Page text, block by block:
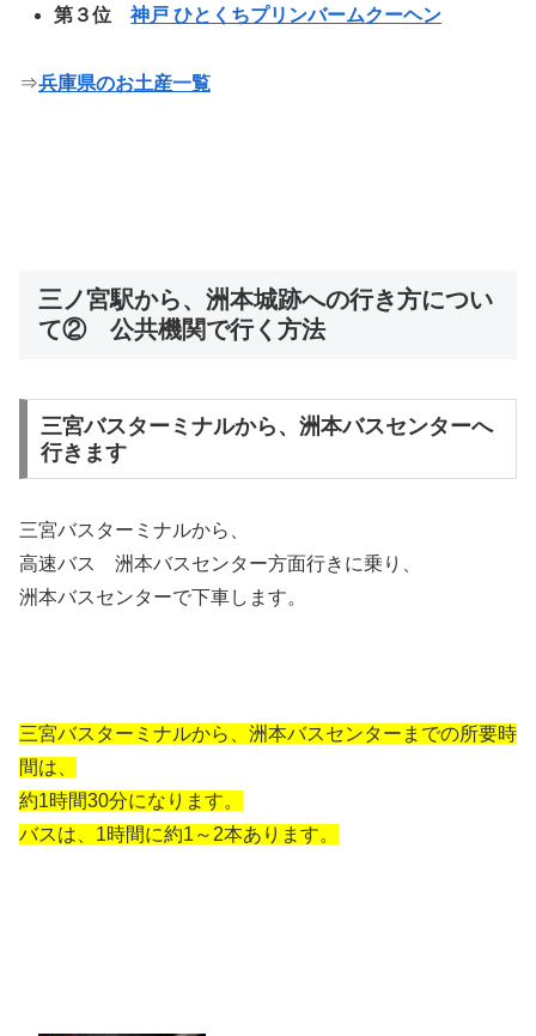
第３位神戸 ひとくちプリンバームクーヘン
⇒兵庫県のお土産一覧
三ノ宮駅から、洲本城跡への行き方につい
て② 公共機関で行く方法
三宮バスターミナルから、洲本バスセンターへ
行きます
三宮バスターミナルから、
高速バス 洲本バスセンター方面行きに乗り、
洲本バスセンターで下車します。
三宮バスターミナルから、洲本バスセンターまでの所要時
間は、
約1時間30分になります。
バスは、1時間に約1～2本あります。